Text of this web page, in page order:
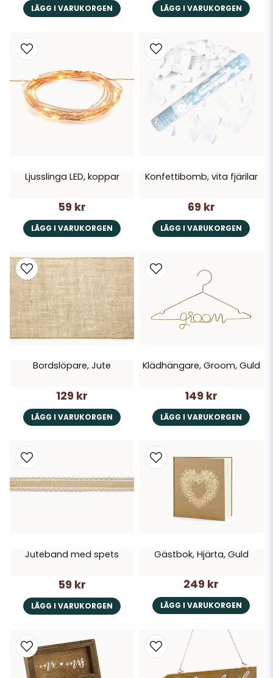
LÄGG I VARUKORGEN LÄGG I VARUKORGEN
Ljusslinga LED, koppar
59 kr
LÄGG I VARUKORGEN
Konfettibomb, vita fjärilar
69 kr
LÄGG I VARUKORGEN
Bordslöpare, Jute
129 kr
LÄGG I VARUKORGEN
Klädhängare, Groom, Guld
149 kr
LÄGG I VARUKORGEN
Juteband med spets
59 kr
LÄGG I VARUKORGEN
Gästbok, Hjärta, Guld
249 kr
LÄGG I VARUKORGEN